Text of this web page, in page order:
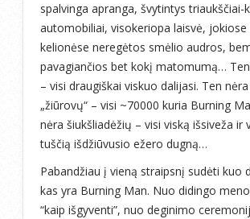
spalvinga apranga, švytintys triaukščiai-
automobiliai, visokeriopa laisvė, jokiose
kelionėse neregėtos smėlio audros,
pavagiančios bet kokį matomumą…
– visi draugiškai viskuo dalijasi. Ten
„žiūrovų“ – visi ~70000 kuria Burning
nėra šiukšliadėžių – visi viską išsiveža ir
tuščią išdžiūvusio ežero dugną…
Pabandžiau į vieną straipsnį sudėti kuo
kas yra Burning Man. Nuo didingo
“kaip išgyventi”, nuo deginimo